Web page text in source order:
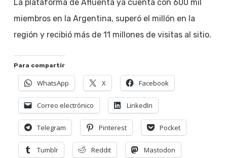
La plataforma de Afluenta ya cuenta con 600 mil
miembros en la Argentina, superó el millón en la
región y recibió más de 11 millones de visitas al sitio.
Para compartir
WhatsApp X Facebook
Correo electrónico LinkedIn
Telegram Pinterest Pocket
Tumblr Reddit Mastodon